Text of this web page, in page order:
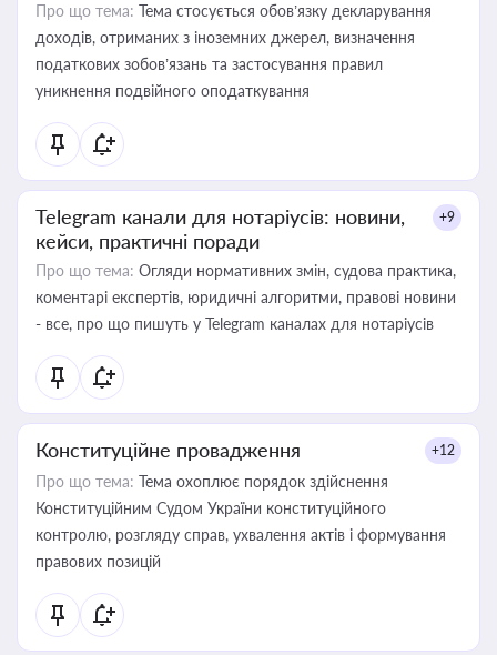
Про що тема: Тема стосується обов’язку декларування
доходів, отриманих з іноземних джерел, визначення
податкових зобов’язань та застосування правил
уникнення подвійного оподаткування
Telegram канали для нотаріусів: новини,
кейси, практичні поради
+9
Про що тема: Огляди нормативних змін, судова практика,
коментарі експертів, юридичні алгоритми, правові новини
- все, про що пишуть у Telegram каналах для нотаріусів
Конституційне провадження +12
Про що тема: Тема охоплює порядок здійснення
Конституційним Судом України конституційного
контролю, розгляду справ, ухвалення актів і формування
правових позицій